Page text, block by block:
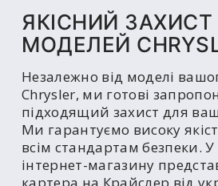
ЯКІСНИЙ ЗАХИСТ
МОДЕЛЕЙ
Незалежно від моделі
Chrysler, ми готові
підходящий захист для
Ми гарантуємо високу
всім стандартам безпеки.
інтернет-магазину